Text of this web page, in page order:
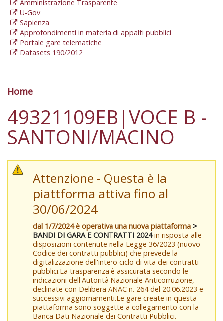
Amministrazione Trasparente
U-Gov
Sapienza
Approfondimenti in materia di appalti pubblici
Portale gare telematiche
Datasets 190/2012
Tu sei qui
Home
49321109EB|VOCE B -
SANTONI/MACINO
Attenzione - Questa è la
piattforma attiva fino al
30/06/2024
dal 1/7/2024 è operativa una nuova piattaforma >
BANDI DI GARA E CONTRATTI 2024in risposta alle
disposizioni contenute nella Legge 36/2023 (nuovo
Codice dei contratti pubblici) che prevede la
digitalizzazione dell'intero ciclo di vita dei contratti
pubblici.La trasparenza è assicurata secondo le
indicazioni dell'Autorità Nazionale Anticorruzione,
declinate con Delibera ANAC n. 264 del 20.06.2023 e
successivi aggiornamenti.Le gare create in questa
piattaforma sono soggette a collegamento con la
Banca Dati Nazionale dei Contratti Pubblici.